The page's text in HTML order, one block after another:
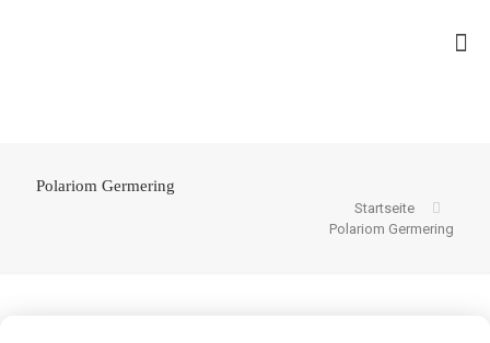
Polariom Germering
Startseite
Polariom Germering